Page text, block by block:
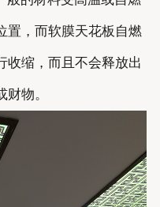
置，而软膜天花板自燃
收缩，而且不会释放出
物。